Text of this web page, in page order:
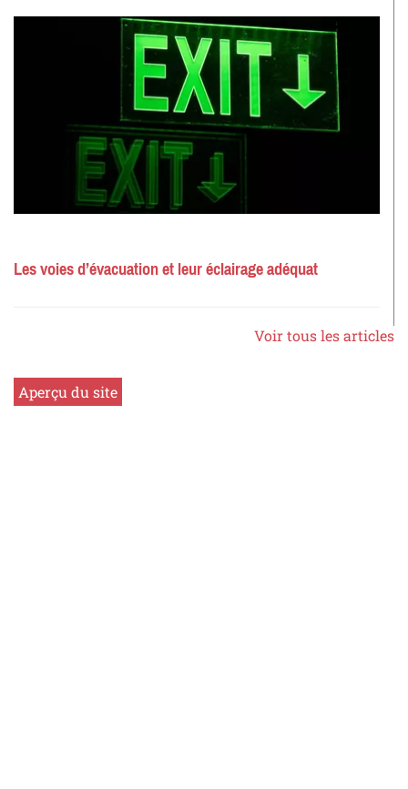
Les voies d’évacuation et leur éclairage adéquat
Voir tous les articles
Aperçu du site